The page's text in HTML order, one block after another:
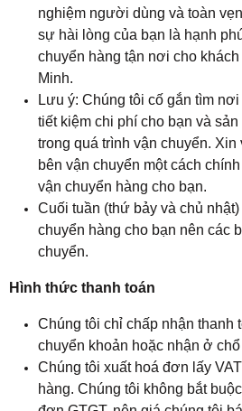
nghiệm người dùng và toàn
sự hài lòng của bạn là hạnh
chuyển hàng tận nơi cho
Minh.
Lưu ý: Chúng tôi cố gắn tìm
tiết kiệm chi phí cho bạn và
trong quá trình vận chuyển.
bên vận chuyển một cách
vận chuyển hàng cho bạn.
Cuối tuần (thứ bảy và chủ
chuyển hàng cho bạn nên các
chuyển.
Hình thức thanh toán
Chúng tôi chỉ chấp nhận thanh
chuyển khoản hoặc nhận ở
Chúng tôi xuất hoá đơn lấy
hàng. Chúng tôi không bắt